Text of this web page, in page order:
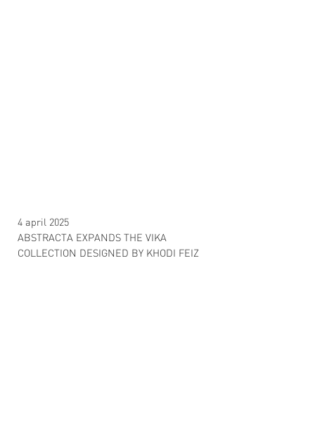
4 april 2025
ABSTRACTA EXPANDS THE VIKA
COLLECTION DESIGNED BY KHODI FEIZ